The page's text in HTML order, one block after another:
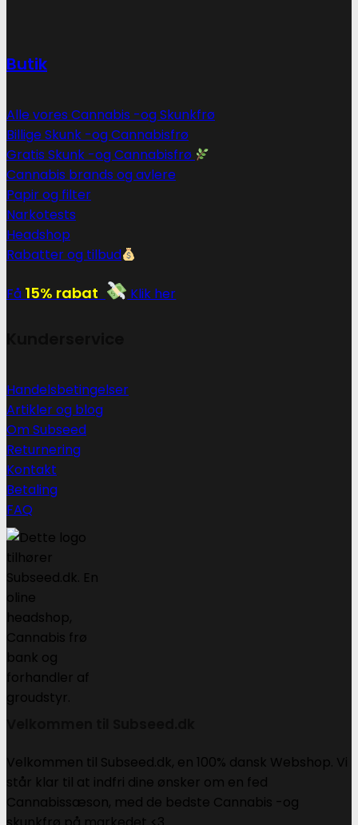
Butik
Alle vores Cannabis -og Skunkfrø
Billige Skunk -og Cannabisfrø
Gratis Skunk -og Cannabisfrø
Cannabis brands og avlere
Papir og filter
Narkotests
Headshop
Rabatter og tilbud
Få 15% rabat Klik her
Handelsbetingelser
Artikler og blog
Om Subseed
Returnering
Kontakt
Betaling
FAQ
Velkommen til Subseed.dk, en 100% dansk Webshop. Vi
står klar til at indfri dine ønsker om en fed
Cannabissæson, med de bedste Cannabis -og